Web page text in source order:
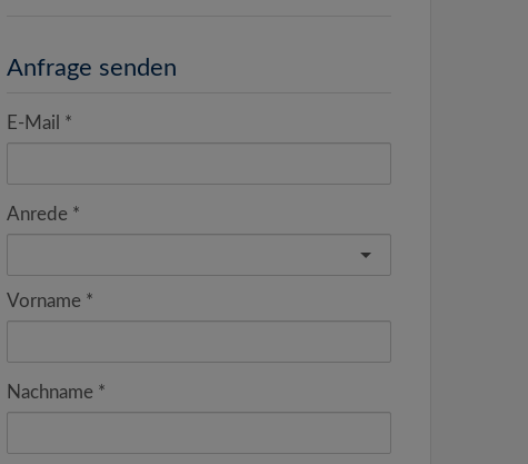
Anfrage senden
E-Mail
Anrede
Vorname
Nachname